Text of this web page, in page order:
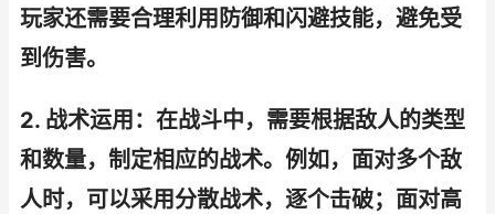
玩家还需要合理利用防御和闪避技能，避免受
到伤害。
2. 战术运用：在战斗中，需要根据敌人的类型
和数量，制定相应的战术。例如，面对多个敌
人时，可以采用分散战术，逐个击破；面对高